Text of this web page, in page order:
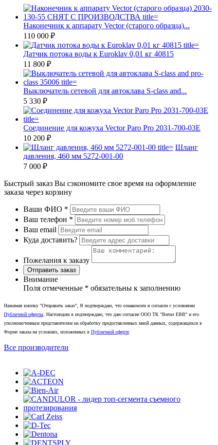
Наконечник к аппарату Vector (старого образца)...
110 000 ₽
Датчик потока воды к Euroklav 0,01 кг 40815
11 800 ₽
Выключатель сетевой для автоклава S-class and...
5 330 ₽
Соединение для кожуха Vector Paro Pro 2031-700-03E
10 200 ₽
Шланг
давления, 460 мм 5272-001-00
7 000 ₽
Быстрый заказ Вы сэкономите свое время на оформление
заказа через корзину
Ваши ФИО *
Ваш телефон *
Ваш email
Куда доставить?
Пожелания к заказу
Отправить заказ
Внимание
Поля отмеченные * обязательны к заполнению
Нажимая кнопку "Отправить заказ", Я подтверждаю, что ознакомлен и согласен с условиями
Публичной оферты. Настоящим я подтверждаю, что даю согласие ООО ТК "Витал ЕВВ" и его
уполномоченным представителям на обработку предоставленных мной данных, содержащихся в
Форме заказа на условиях, изложенных в Публичной оферте.
Все производители